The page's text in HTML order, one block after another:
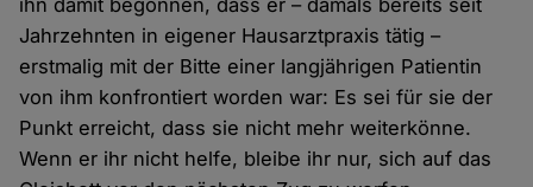
ihn damit begonnen, dass er – damals bereits seit
Jahrzehnten in eigener Hausarztpraxis tätig –
erstmalig mit der Bitte einer langjährigen Patientin
von ihm konfrontiert worden war: Es sei für sie der
Punkt erreicht, dass sie nicht mehr weiterkönne.
Wenn er ihr nicht helfe, bleibe ihr nur, sich auf das